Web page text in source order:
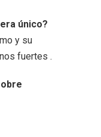
único?
y su
fuertes .